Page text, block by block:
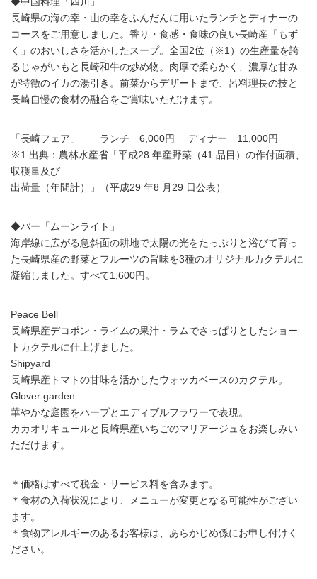
長崎県の海の幸・山の幸をふんだんに用いたランチとディナーの
コースをご用意しました。香り・食感・食味の良い長崎産「もず
く」のおいしさを活かしたスープ。全国2位（※1）の生産量を誇
るじゃがいもと長崎和牛の炒め物。肉厚で柔らかく、濃厚な甘み
が特徴のイカの湯引き。前菜からデザートまで、呂料理長の技と
長崎自慢の食材の融合をご賞味いただけます。
「長崎フェア」 ランチ 6,000円 ディナー 11,000円
※1 出典：農林水産省「平成28 年産野菜（41 品目）の作付面積、
収穫量及び
出荷量（年間計）」（平成29 年8 月29 日公表）
◆バー「ムーンライト」
海岸線に広がる急斜面の耕地で太陽の光をたっぷりと浴びて育っ
た長崎県産の野菜とフルーツの旨味を3種のオリジナルカクテルに
凝縮しました。すべて1,600円。
Peace Bell
長崎県産デコポン・ライムの果汁・ラムでさっぱりとしたショー
トカクテルに仕上げました。
Shipyard
長崎県産トマトの甘味を活かしたウォッカベースのカクテル。
Glover garden
華やかな庭園をハーブとエディブルフラワーで表現。
カカオリキュールと長崎県産いちごのマリアージュをお楽しみい
ただけます。
＊価格はすべて税金・サービス料を含みます。
＊食材の入荷状況により、メニューが変更となる可能性がござい
ます。
＊食物アレルギーのあるお客様は、あらかじめ係にお申し付けく
ださい。